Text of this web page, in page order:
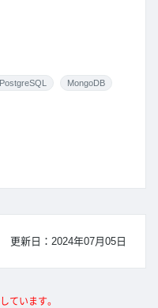
PostgreSQL MongoDB
更新日：2024年07月05日
ています。